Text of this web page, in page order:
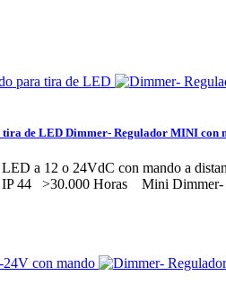
tira de LED Dimmer- Regulador MINI con
a 12 o 24VdC con mando a
IP 44 >30.000 Horas
Mini Dimmer-